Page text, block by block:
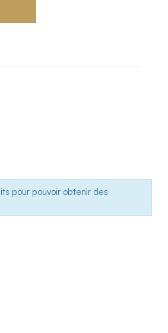
pour pouvoir obtenir des